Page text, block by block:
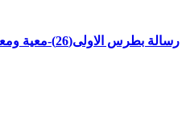
"رسالة بطرس الاولى(26)-معية ومعونة في رحلة الايمان - الاصحاح الخامس الاعداد 8-14"مع القاضي جميل ناصر